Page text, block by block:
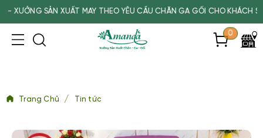
XUẤT MAY THEO YÊU CẦU CHĂN GA GỐI CHO KHÁCH SẠN, SPA,
0
Trang Chủ / Tin tức